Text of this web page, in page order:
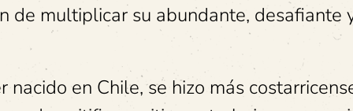
de multiplicar su abundante, desafiante
nacido en Chile, se hizo más